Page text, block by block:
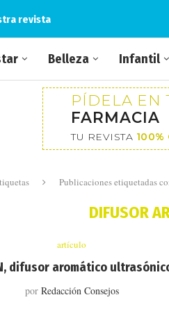
revista
Belleza Infantil
PÍDELA EN
FARMACIA
TU REVISTA 100%
Publicaciones etiquetadas
DIFUSOR
artículo
difusor aromático
por Redacción Consejos